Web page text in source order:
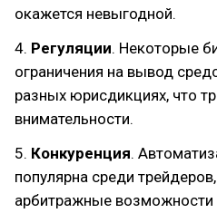
окажется невыгодной.
4. Регуляции. Некоторые
ограничения на вывод
разных юрисдикциях, что
внимательности.
5. Конкуренция.
популярна среди
арбитражные